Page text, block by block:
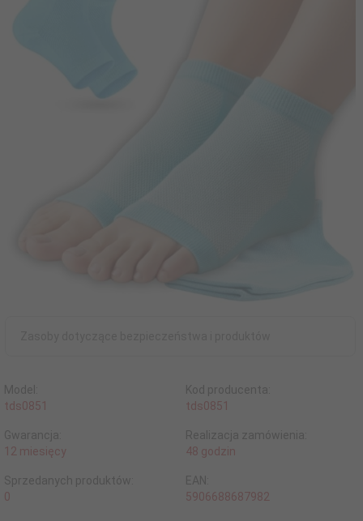
Model:
tds0851
Kod producenta:
tds0851
Gwarancja:
12 miesięcy
Realizacja zamówienia:
48 godzin
Sprzedanych produktów:
0
EAN:
5906688687982